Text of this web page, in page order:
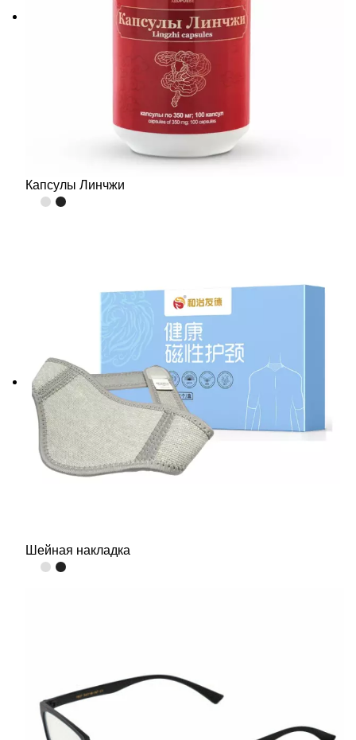
Капсулы Линчжи
Шейная накладка